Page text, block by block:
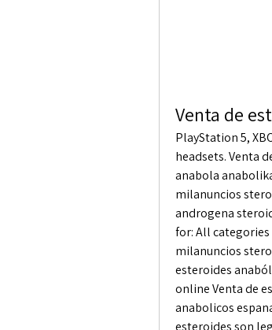
Venta de
PlayStation 5,
headsets. Venta
anabola
milanuncios
androgena
for: All
milanuncios
esteroides
online Venta de
anabolicos
esteroides son